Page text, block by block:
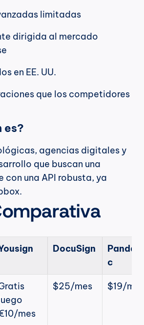
limitadas
dirigida al mercado
en EE. UU.
que los competidores
es?
agencias digitales y
que buscan una
con una API robusta, ya
DocuSign
c
mes
$25/mes $19/mes